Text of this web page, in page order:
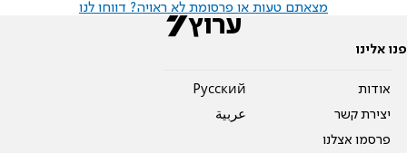
מצאתם טעות או פרסומת לא ראויה? דווחו לנו
פנו אלינו
אודות
יצירת קשר
פרסמו אצלנו
Pусский
عربية